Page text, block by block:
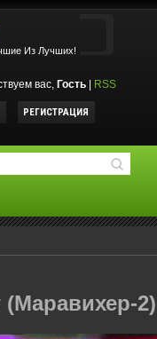
Из Лучших!
вас, Гость RSS
РЕГИСТРАЦИЯ
2)